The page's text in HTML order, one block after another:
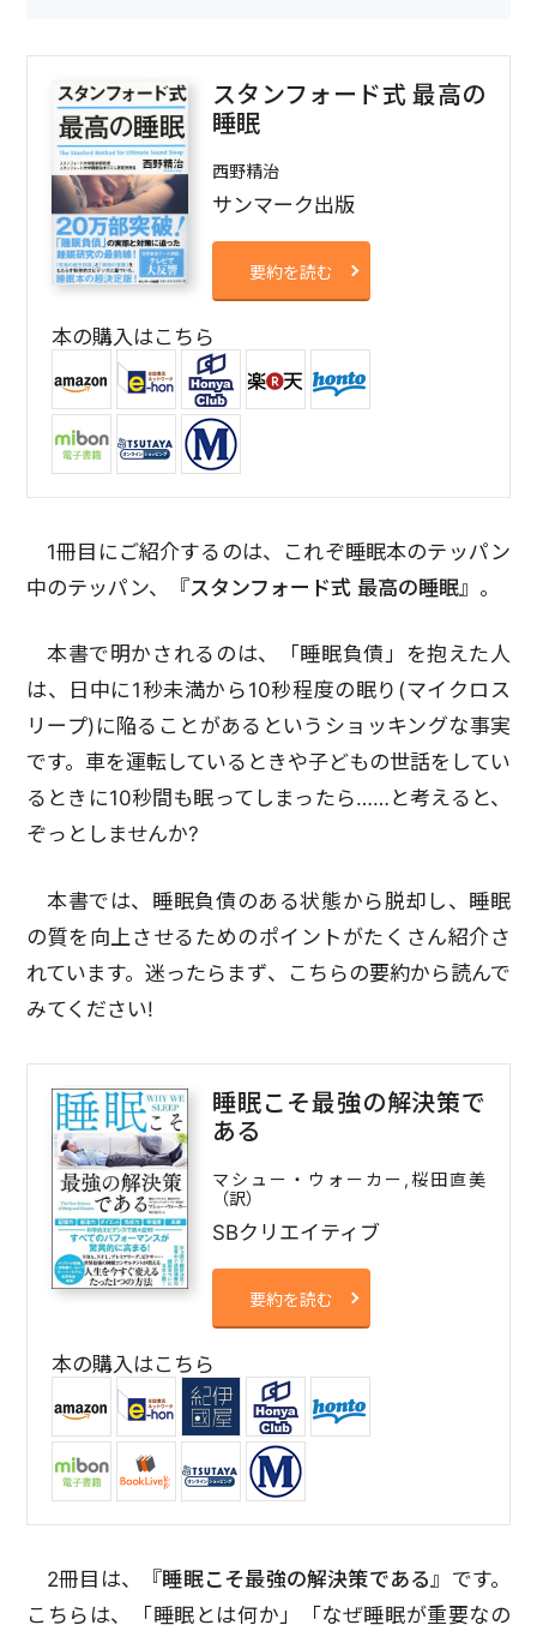
スタンフォード式 最高の
睡眠
西野精治
サンマーク出版
要約を読む
本の購入はこちら
1冊目にご紹介するのは、これぞ睡眠本のテッパン
中のテッパン、『スタンフォード式 最高の睡眠』。
本書で明かされるのは、「睡眠負債」を抱えた人
は、日中に1秒未満から10秒程度の眠り(マイクロス
リープ)に陥ることがあるというショッキングな事実
です。車を運転しているときや子どもの世話をしてい
るときに10秒間も眠ってしまったら……と考えると、
ぞっとしませんか?
本書では、睡眠負債のある状態から脱却し、睡眠
の質を向上させるためのポイントがたくさん紹介さ
れています。迷ったらまず、こちらの要約から読んで
みてください!
睡眠こそ最強の解決策で
ある
マシュー・ウォーカー,桜田直美
（訳）
SBクリエイティブ
要約を読む
本の購入はこちら
2冊目は、『睡眠こそ最強の解決策である 』です。
こちらは、「睡眠とは何か」「なぜ睡眠が重要なの